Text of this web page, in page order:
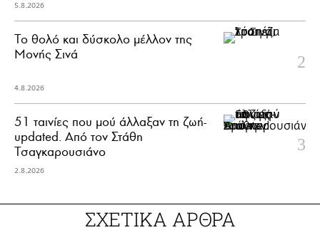
5.8.2026
Το θολό και δύσκολο μέλλον της
Μονής Σινά
4.8.2026
51 ταινίες που μού άλλαξαν τη ζωή-
updated. Aπό τον Στάθη
Τσαγκαρουσιάνο
2.8.2026
ΣΧΕΤΙΚΑ ΑΡΘΡΑ